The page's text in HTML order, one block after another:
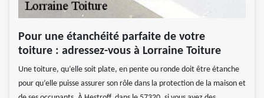
Pour une étanchéité parfaite de votre
toiture : adressez-vous à Lorraine Toiture
Une toiture, qu’elle soit plate, en pente ou ronde doit être étanche
pour qu’elle puisse assurer son rôle dans la protection de la maison et